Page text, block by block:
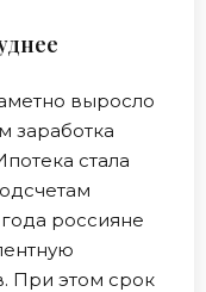
выросло
заработка
стала
россияне
При этом срок